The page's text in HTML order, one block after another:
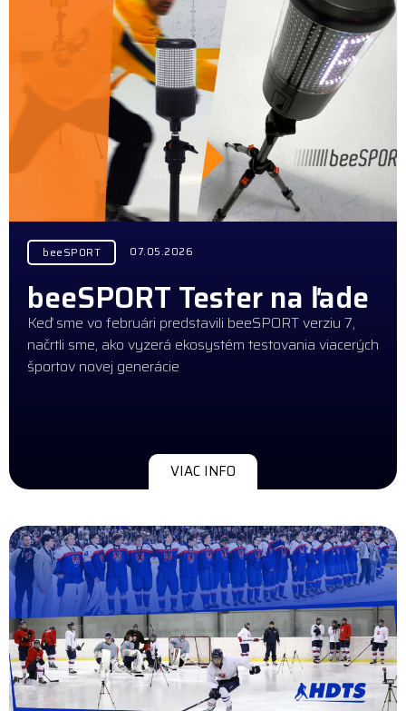
beeSPORT 07.05.2026
beeSPORT Tester na ľade
Keď sme vo februári predstavili beeSPORT verziu 7,
načrtli sme, ako vyzerá ekosystém testovania viacerých
športov novej generácie
VIAC INFO